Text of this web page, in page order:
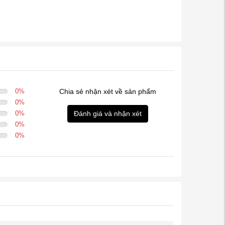
0%
0%
0%
0%
0%
Chia sẻ nhận xét về sản phẩm
Đánh giá và nhận xét